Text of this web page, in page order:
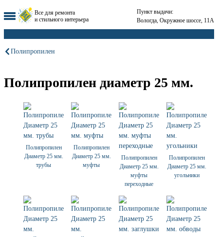
Все для ремонта
и стильного интерьера
Пункт выдачи:
Вологда, Окружное шоссе, 11А
Полипропилен
Полипропилен диаметр 25 мм.
Полипропилен
Диаметр 25 мм.
трубы
Полипропилен
Диаметр 25 мм.
муфты
Полипропилен
Диаметр 25 мм.
муфты
переходные
Полипропилен
Диаметр 25 мм.
угольники